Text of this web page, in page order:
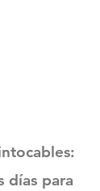
días para